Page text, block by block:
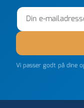
Vi passer godt på dine